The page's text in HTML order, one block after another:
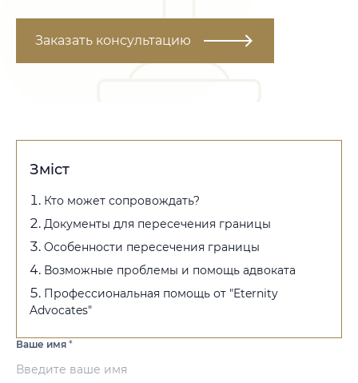
Заказать консультацию
Зміст
Кто может сопровождать?
Документы для пересечения границы
Особенности пересечения границы
Возможные проблемы и помощь адвоката
Профессиональная помощь от "Eternity
Advocates"
Ваше имя *